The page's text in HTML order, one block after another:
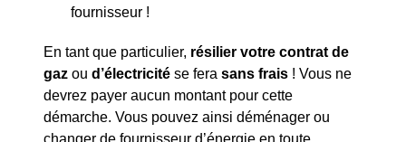
fournisseur !
En tant que particulier, résilier votre contrat de
gaz ou d’électricité se fera sans frais ! Vous ne
devrez payer aucun montant pour cette
démarche. Vous pouvez ainsi déménager ou